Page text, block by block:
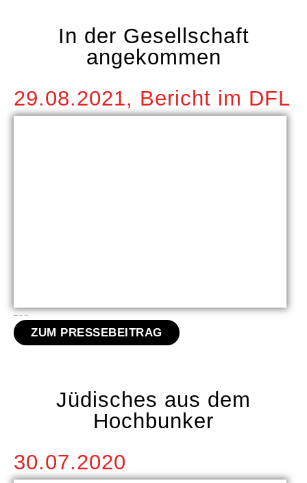
In der Gesellschaft
angekommen
29.08.2021, Bericht im DFL
ZUM PRESSEBEITRAG
Jüdisches aus dem
Hochbunker
30.07.2020